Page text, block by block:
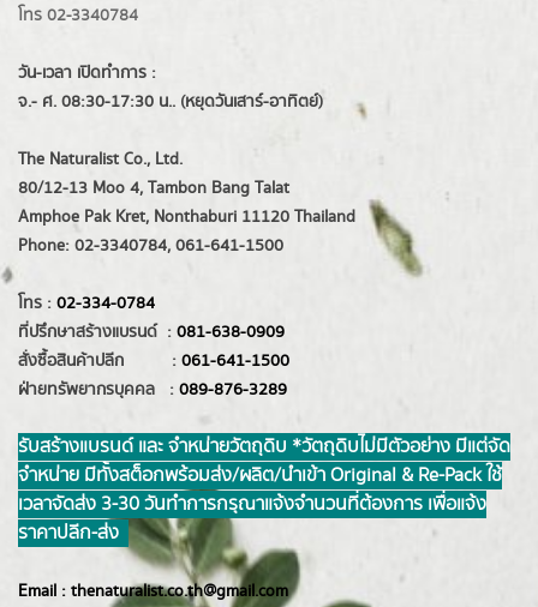
โทร 02-3340784
วัน-เวลา เปิดทำการ :
จ.- ศ. 08:30-17:30 น.. (หยุดวันเสาร์-อาทิตย์)
The Naturalist Co., Ltd.
80/12-13 Moo 4, Tambon Bang Talat
Amphoe Pak Kret, Nonthaburi 11120 Thailand
Phone: 02-3340784, 061-641-1500
โทร : 02-334-0784
ที่ปรึกษาสร้างแบรนด์ : 081-638-0909
สั่งซื้อสินค้าปลีก : 061-641-1500
ฝ่ายทรัพยากรบุคคล : 089-876-3289
รับสร้างแบรนด์ และ จำหน่ายวัตถุดิบ *วัตถุดิบไม่มีตัวอย่าง มีแต่จัด
จำหน่าย มีทั้งสต็อกพร้อมส่ง/ผลิต/นำเข้า Original & Re-Pack ใช้
เวลาจัดส่ง 3-30 วันทำการ กรุณาแจ้งจำนวนที่ต้องการ เพื่อแจ้ง
ราคาปลีก-ส่ง
Email : thenaturalist.co.th@gmail.com